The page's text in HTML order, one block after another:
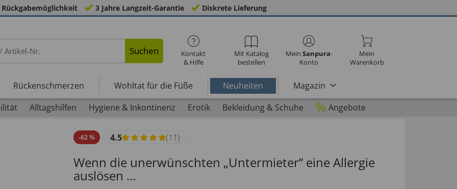
Rückgabemöglichkeit 3 Jahre Langzeit-Garantie Diskrete Lieferung
Suchen
Kontakt
& Hilfe
Mit Katalog
bestellen
Mein Sanpura-
Konto
Mein
Warenkorb
Rückenschmerzen Wohltat für die Füße Neuheiten
Magazin
Alltagshilfen Hygiene & Inkontinenz Erotik Bekleidung & Schuhe % Angebote
-62% 4.5 (11)
Wenn die unerwünschten „Untermieter” eine Allergie
auslösen ...